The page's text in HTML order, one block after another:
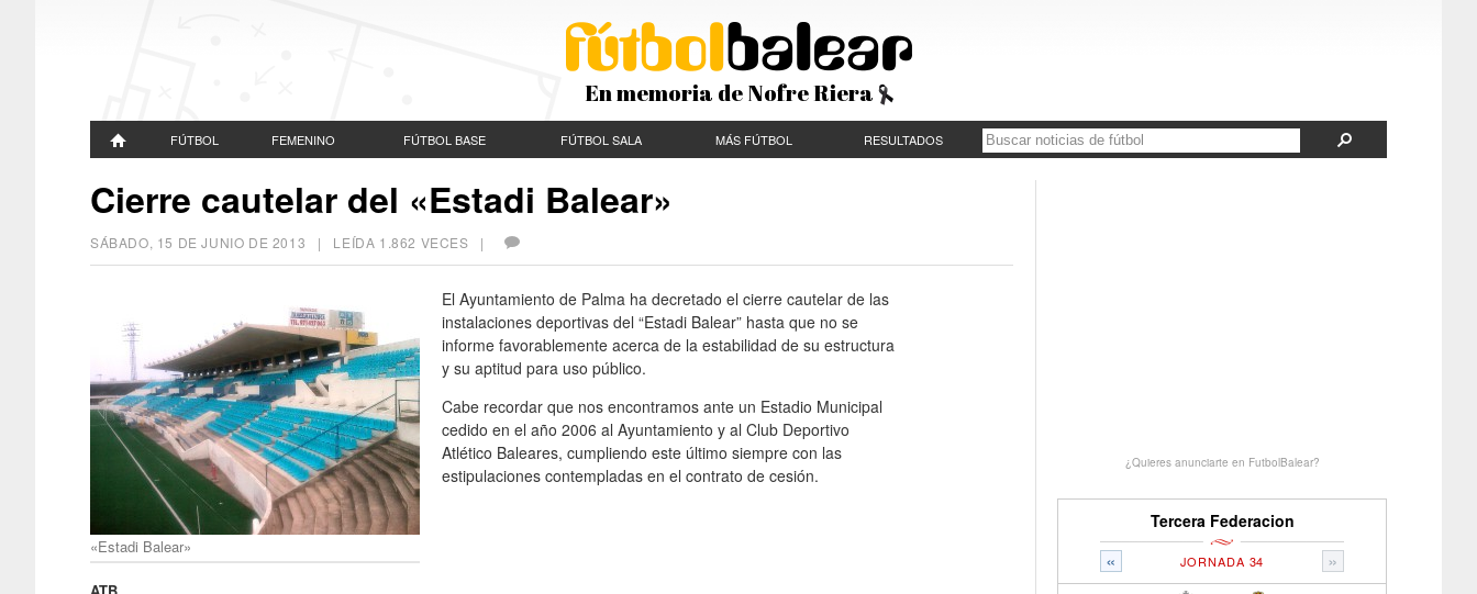
En memoria de Nofre Riera
FÚTBOL FEMENINO FÚTBOL BASE FÚTBOL SALA MÁS FÚTBOL RESULTADOS
Cierre cautelar del «Estadi Balear»
SÁBADO, 15 DE JUNIO DE 2013 | LEÍDA 1.862 VECES |
«Estadi Balear»
El Ayuntamiento de Palma ha decretado el cierre cautelar de las
instalaciones deportivas del “Estadi Balear” hasta que no se
informe favorablemente acerca de la estabilidad de su estructura
y su aptitud para uso público.
Cabe recordar que nos encontramos ante un Estadio Municipal
cedido en el año 2006 al Ayuntamiento y al Club Deportivo
Atlético Baleares, cumpliendo este último siempre con las
estipulaciones contempladas en el contrato de cesión.
¿Quieres anunciarte en FutbolBalear?
Tercera Federacion
« »
JORNADA 34